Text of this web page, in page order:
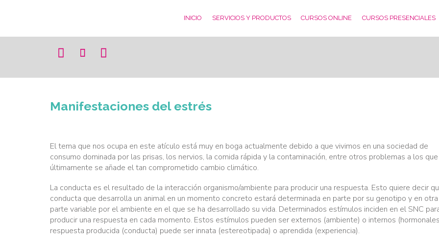
INICIO SERVICIOS Y PRODUCTOS CURSOS ONLINE CURSOS PRESENCIALES
  
Manifestaciones del estrés
El tema que nos ocupa en este atículo está muy en boga actualmente debido a que vivimos en una sociedad de
consumo dominada por las prisas, los nervios, la comida rápida y la contaminación, entre otros problemas a los que
últimamente se añade el tan comprometido cambio climático.
La conducta es el resultado de la interacción organismo/ambiente para producir una respuesta. Esto quiere decir
conducta que desarrolla un animal en un momento concreto estará determinada en parte por su genotipo y en otra
parte variable por el ambiente en el que se ha desarrollado su vida. Determinados estímulos inciden en el SNC
producir una respuesta en cada momento. Estos estímulos pueden ser externos (ambiente) o internos
respuesta producida (conducta) puede ser innata (estereotipada) o aprendida (experiencia).